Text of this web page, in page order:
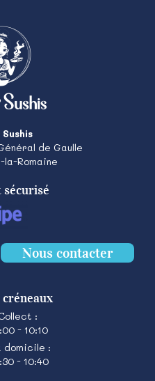
de Gaulle
la-Romaine
sécurisé
Nous contacter
:
- 10:10
domicile :
- 10:40